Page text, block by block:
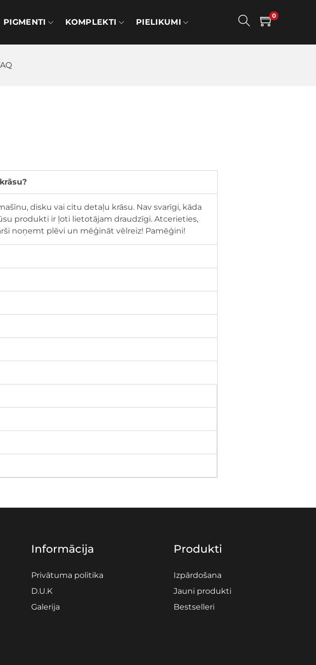
PIGMENTI KOMPLEKTI PIELIKUMI
0
disku vai citu detaļu krāsu. Nav svarīgi, kāda
produkti ir ļoti lietotājam draudzīgi. Atcerieties,
noņemt plēvi un mēģināt vēlreiz! Pamēģini!
Informācija
Privātuma politika
D.U.K
Galerija
Produkti
Izpārdošana
Jauni produkti
Bestselleri